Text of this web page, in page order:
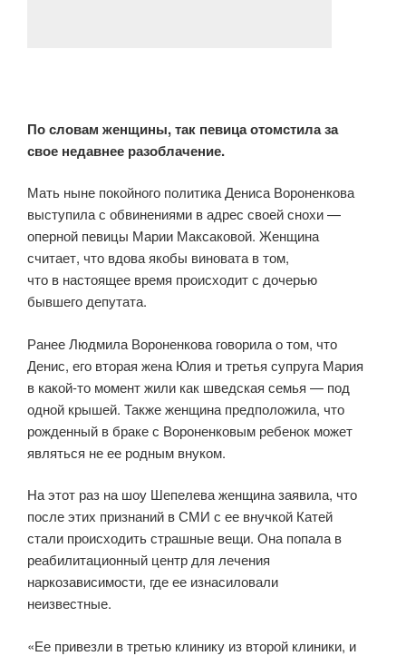
По словам женщины, так певица отомстила за
свое недавнее разоблачение.
Мать ныне покойного политика Дениса Вороненкова
выступила с обвинениями в адрес своей снохи —
оперной певицы Марии Максаковой. Женщина
считает, что вдова якобы виновата в том,
что в настоящее время происходит с дочерью
бывшего депутата.
Ранее Людмила Вороненкова говорила о том, что
Денис, его вторая жена Юлия и третья супруга Мария
в какой-то момент жили как шведская семья — под
одной крышей. Также женщина предположила, что
рожденный в браке с Вороненковым ребенок может
являться не ее родным внуком.
На этот раз на шоу Шепелева женщина заявила, что
после этих признаний в СМИ с ее внучкой Катей
стали происходить страшные вещи. Она попала в
реабилитационный центр для лечения
наркозависимости, где ее изнасиловали
неизвестные.
«Ее привезли в третью клинику из второй клиники, и